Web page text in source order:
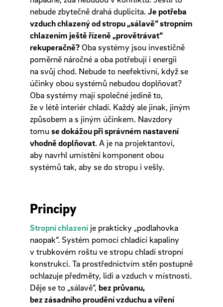
nebude zbytečně drahá duplicita. Je potřeba
vzduch chlazený od stropu „sálavě“ stropním
chlazením ještě řízeně „provětrávat“
rekuperačně?Oba systémy jsou investičně
poměrně náročné a oba potřebují i energii
na svůj chod. Nebude to neefektivní, když se
účinky obou systémů nebudou doplňovat?
Oba systémy mají společné jedině to,
že v létě interiér chladí. Každý ale jinak, jiným
způsobem a s jiným účinkem. Navzdory
tomuse dokážou při správném nastavení
vhodně doplňovat. A je na projektantovi,
aby navrhl umístění komponent obou
systémů tak, aby se do stropu i vešly.
Principy
Stropní chlazeníje prakticky „podlahovka
naopak“. Systém pomocí chladící kapaliny
v trubkovém roštu ve stropu chladí stropní
konstrukci. Ta prostřednictvím stěn postupně
ochlazuje předměty, lidi a vzduch v místnosti.
Děje se to „sálavě“, bez průvanu,
bez zásadního proudění vzduchu a víření